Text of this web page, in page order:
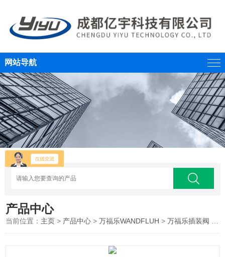
网站导航
产品中心
当前位置： 主页 > 产品中心 >万福乐WANDFLUH >万福乐插装阀